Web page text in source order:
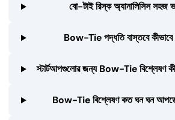
বো-টাই রিস্ক অ্যানালিসিস সহজ
Bow-Tie পদ্ধতি বাস্তবে
স্টার্টআপগুলোর জন্য Bow-Tie বিশ্লেষণ কী
Bow-Tie বিশ্লেষণ কত ঘন ঘন